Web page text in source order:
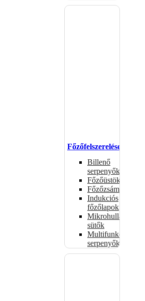
Főzőfelszerelések
Billenő
serpenyők
Főzőüstök
Főzőzsámolyok
Indukciós
főzőlapok
Mikrohullámú
sütők
Multifunkciós
serpenyők